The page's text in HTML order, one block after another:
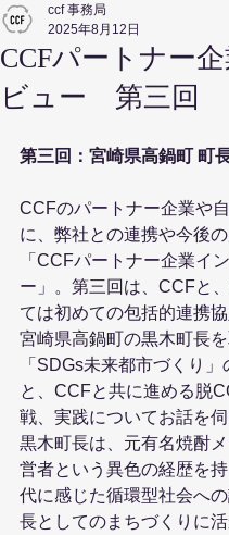
CCFパートナー
ビュー 第三回
ccf 事務局
2025年8月12日
第三回：宮崎県高鍋町 町
CCFのパートナー企業や
に、弊社との連携や今後
「CCFパートナー企業イ
ー」。第三回は、CCFと
ては初めての包括的連携
宮崎県高鍋町の黒木町長を
「SDGs未来都市づくり
と、CCFと共に進める脱
戦、実践についてお話を伺
黒木町長は、元有名焼酎
営者という異色の経歴を
代に感じた循環型社会へ
長としてのまちづくりに